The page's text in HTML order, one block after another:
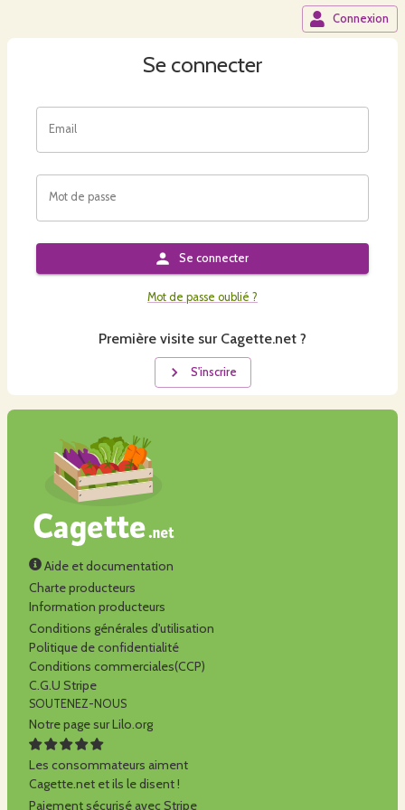
Connexion
Se connecter
Email
Mot de passe
Se connecter
Mot de passe oublié ?
Première visite sur Cagette.net ?
S'inscrire
Aide et documentation
Charte producteurs
Information producteurs
Conditions générales d'utilisation
Politique de confidentialité
Conditions commerciales(CCP)
C.G.U Stripe
SOUTENEZ-NOUS
Notre page sur Lilo.org
Les consommateurs aiment
Cagette.net et ils le disent !
Paiement sécurisé avec Stripe